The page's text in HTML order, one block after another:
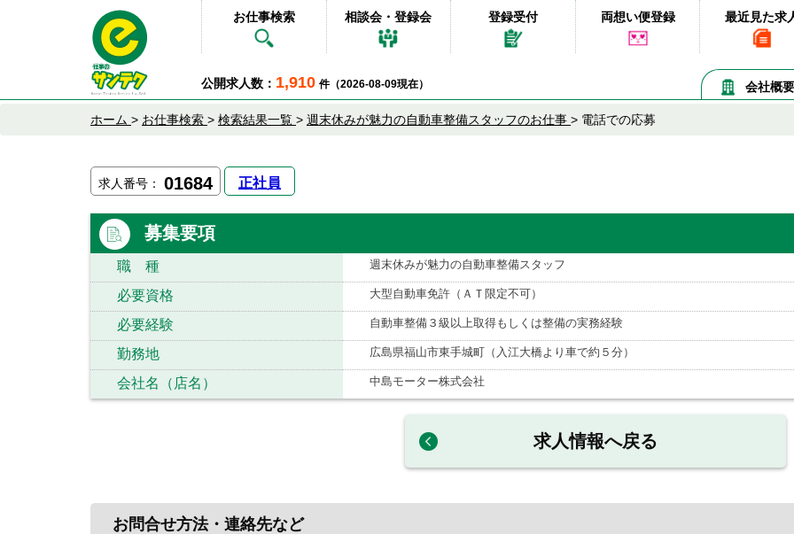
お仕事検索 相談会・登録会 登録受付 両想い便登録 最近見た求
公開求人数： 1,910 件（2026-08-09現在） 会社概要
ホーム > お仕事検索 > 検索結果一覧 > 週末休みが魅力の自動車整備スタッフのお仕事 > 電話での応募
求人番号： 01684 正社員
募集要項
職 種 週末休みが魅力の自動車整備スタッフ
必要資格 大型自動車免許（ＡＴ限定不可）
必要経験 自動車整備３級以上取得もしくは整備の実務経験
勤務地 広島県福山市東手城町（入江大橋より車で約５分）
会社名（店名） 中島モーター株式会社
求人情報へ戻る
お問合せ方法・連絡先など